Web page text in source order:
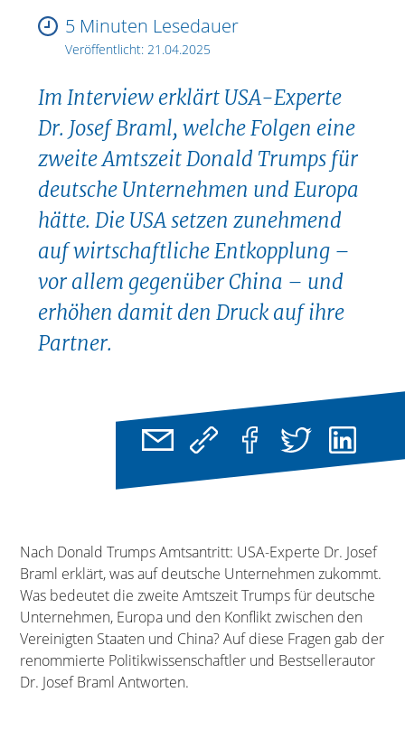
5 Minuten Lesedauer
Veröffentlicht:21.04.2025
Im Interview erklärt USA-Experte
Dr. Josef Braml, welche Folgen eine
zweite Amtszeit Donald Trumps für
deutsche Unternehmen und Europa
hätte. Die USA setzen zunehmend
auf wirtschaftliche Entkopplung –
vor allem gegenüber China – und
erhöhen damit den Druck auf ihre
Partner.
Nach Donald Trumps Amtsantritt: USA-Experte Dr. Josef
Braml erklärt, was auf deutsche Unternehmen zukommt.
Was bedeutet die zweite Amtszeit Trumps für deutsche
Unternehmen, Europa und den Konflikt zwischen den
Vereinigten Staaten und China? Auf diese Fragen gab der
renommierte Politikwissenschaftler und Bestsellerautor
Dr. Josef Braml Antworten.